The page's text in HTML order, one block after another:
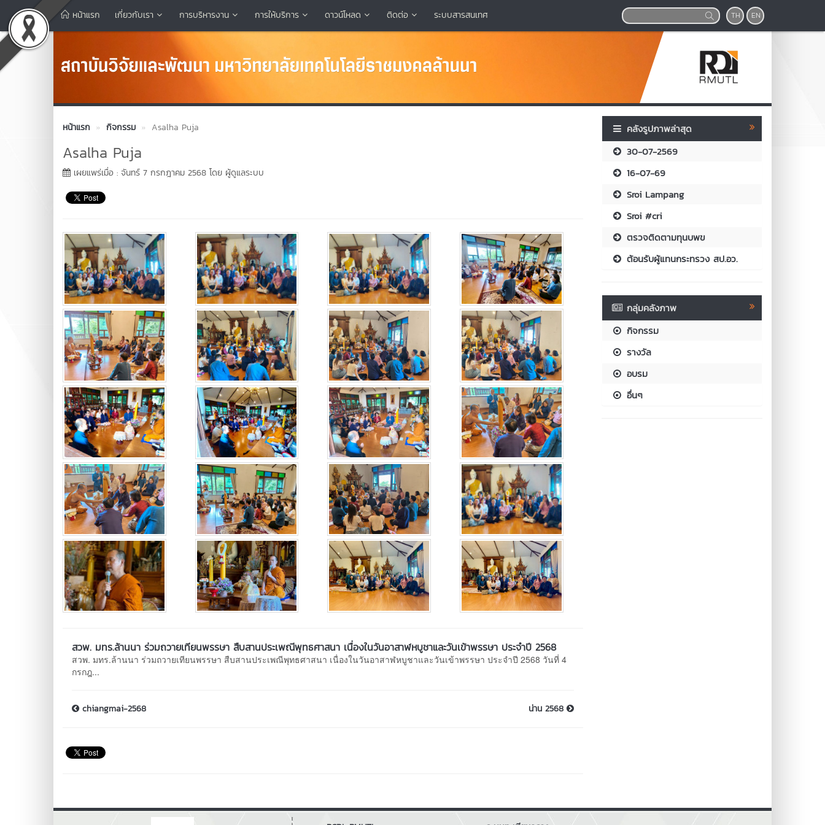
หน้าแรก เกี่ยวกับเรา การบริหารงาน การให้บริการ ดาวน์โหลด ติดต่อ ระบบสารสนเทศ TH EN
หน้าแรก กิจกรรม Asalha Puja
Asalha Puja
เผยแพร่เมื่อ : จันทร์ 7 กรกฎาคม 2568 โดย ผู้ดูแลระบบ
สวพ. มทร.ล้านนา ร่วมถวายเทียนพรรษา สืบสานประเพณีพุทธศาสนา เนื่องในวันอาสาฬหบูชาและวันเข้าพรรษา ประจำปี 2568
สวพ. มทร.ล้านนา ร่วมถวายเทียนพรรษา สืบสานประเพณีพุทธศาสนา เนื่องในวันอาสาฬหบูชาและวันเข้าพรรษา ประจำปี 2568 วันที่ 4
กรกฎ...
chiangmai-2568 น่าน 2568
คลังรูปภาพล่าสุด
30-07-2569
16-07-69
Sroi Lampang
Sroi #cri
ตรวจติดตามทุนบพข
ต้อนรับผู้แทนกระทรวง สป.อว.
กลุ่มคลังภาพ
กิจกรรม
รางวัล
อบรม
อื่นๆ